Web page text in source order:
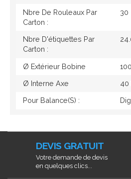
Nbre De Rouleaux Par
Carton :
30
Nbre D'étiquettes Par
Carton :
Ø Extérieur Bobine
Ø Interne Axe 40
Pour Balance(s) :
DEVIS GRATUIT
Votre demande de devis
en quelques clics...